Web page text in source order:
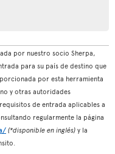
por nuestro socio Sherpa,
para su país de destino que
por esta herramienta
y otras autoridades
de entrada aplicables a
regularmente la página
(*disponible en inglés) y la